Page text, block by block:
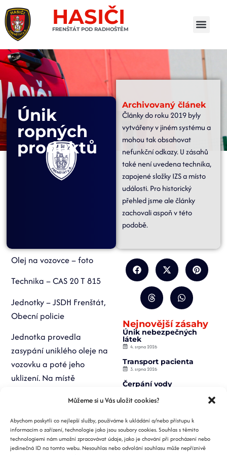
Můžeme si u Vás uložit cookies?
Abychom poskytli co nejlepší služby, používáme k ukládání a/nebo přístupu k
informacím o zařízení, technologie jako jsou soubory cookies. Souhlas s těmito
technologiemi nám umožní zpracovávat údaje, jako je chování při procházení nebo
jedinečná ID na tomto webu. Nesouhlas nebo odvolání souhlasu může nepříznivě
HASIČI
FRENŠTÁT POD RADHOŠTĚM
Únik
ropných
produktů
Archivovaný článek
Články do roku 2019 byly
vytvářeny v jiném systému a
mohou tak obsahovat
nefunkční odkazy. U zásahů
také není uvedena technika,
zapojené složky IZS a místo
události. Pro historický
přehled jsme ale články
zachovali aspoň v této
podobě.
Olej na vozovce – foto
Technika – CAS 20 T 815
Jednotky – JSDH Frenštát,
Obecní policie
Jednotka provedla
zasypání uniklého oleje na
vozovku a poté jeho
uklizení. Na místě
Nejnovější zásahy
Únik nebezpečných
látek
4. srpna 2026
Transport pacienta
3. srpna 2026
Čerpání vody
Záchrana osoby z
2. srpna 2026
Požár nízké budovy
1. srpna 2026